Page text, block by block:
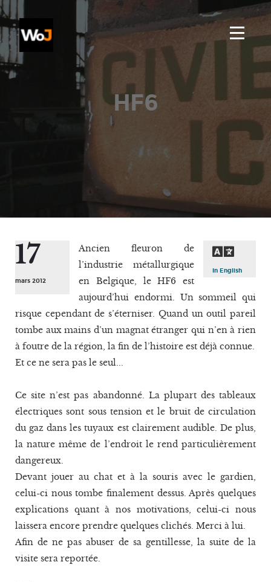
HF6
17
mars 2012
In English
Ancien fleuron de
l’industrie métallurgique
en Belgique, le HF6 est
aujourd’hui endormi. Un sommeil qui
risque cependant de s’éterniser. Quand un outil pareil
tombe aux mains d’un magnat étranger qui n’en à rien
à foutre de la région, la fin de l’histoire est déjà connue.
Et ce ne sera pas le seul...
Ce site n’est pas abandonné. La plupart des tableaux
électriques sont sous tension et le bruit de circulation
du gaz dans les tuyaux est clairement audible. De plus,
la nature même de l’endroit le rend particulièrement
dangereux.
Devant jouer au chat et à la souris avec le gardien,
celui-ci nous tombe finalement dessus. Après quelques
explications quant à nos motivations, celui-ci nous
laissera encore prendre quelques clichés. Merci à lui.
Afin de ne pas abuser de sa gentillesse, la suite de la
visite sera reportée.